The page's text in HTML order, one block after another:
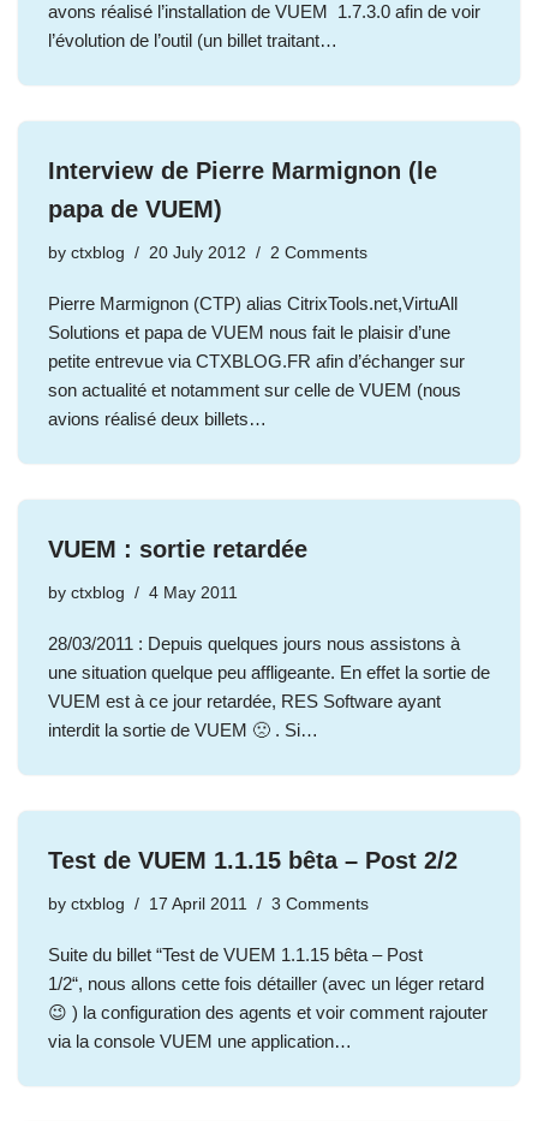
avons réalisé l’installation de VUEM 1.7.3.0 afin de voir
l’évolution de l’outil (un billet traitant…
Interview de Pierre Marmignon (le
papa de VUEM)
by ctxblog 20 July 2012 2 Comments
Pierre Marmignon (CTP) alias CitrixTools.net,VirtuAll
Solutions et papa de VUEM nous fait le plaisir d’une
petite entrevue via CTXBLOG.FR afin d’échanger sur
son actualité et notamment sur celle de VUEM (nous
avions réalisé deux billets…
VUEM : sortie retardée
by ctxblog 4 May 2011
28/03/2011 : Depuis quelques jours nous assistons à
une situation quelque peu affligeante. En effet la sortie de
VUEM est à ce jour retardée, RES Software ayant
interdit la sortie de VUEM 🙁 . Si…
Test de VUEM 1.1.15 bêta – Post 2/2
by ctxblog 17 April 2011 3 Comments
Suite du billet “Test de VUEM 1.1.15 bêta – Post
1/2“, nous allons cette fois détailler (avec un léger retard
😉 ) la configuration des agents et voir comment rajouter
via la console VUEM une application…